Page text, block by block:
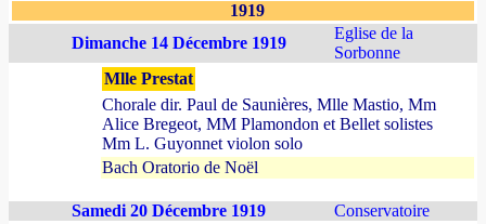
1919
Dimanche 14 Décembre 1919
Eglise de la
Sorbonne
Mlle Prestat
Chorale dir. Paul de Saunières, Mlle Mastio, Mm
Alice Bregeot, MM Plamondon et Bellet solistes
Mm L. Guyonnet violon solo
Bach Oratorio de Noël
Samedi 20 Décembre 1919
Conservatoire